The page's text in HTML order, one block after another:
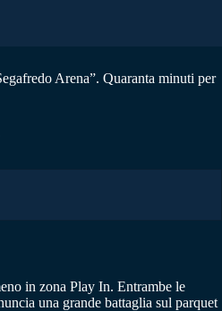
Arena”. Quaranta minuti per
in zona Play In. Entrambe le
una grande battaglia sul parquet